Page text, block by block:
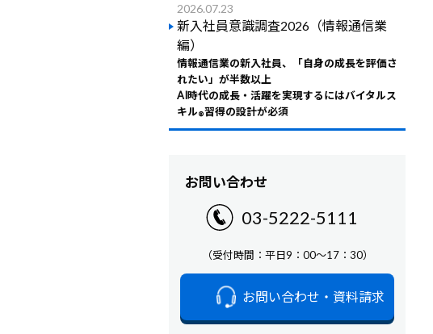
2026.07.23
新入社員意識調査2026（情報通信業
編）
情報通信業の新入社員、「自身の成長を評価さ
れたい」が半数以上
AI時代の成長・活躍を実現するにはバイタルス
キル®習得の設計が必須
お問い合わせ
03-5222-5111
（受付時間：平日9：00～17：30）
お問い合わせ・資料請求